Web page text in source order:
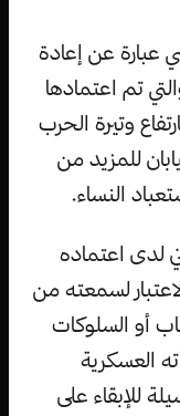
عن إعادة
تم اعتمادها
وتيرة الحرب
للمزيد من
النساء.
لدى اعتماده
لسمعته من
أو السلوكات
العسكرية
للإبقاء على